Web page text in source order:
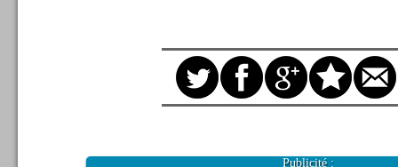
Publicité :